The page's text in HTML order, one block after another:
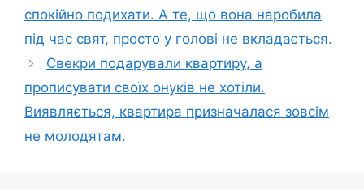
спокійно подихати. А те, що вона наробила
під час свят, просто у голові не вкладається.
Свекри подарували квартиру, а
прописувати своїх онуків не хотіли.
Виявляється, квартира призначалася зовсім
не молодятам.